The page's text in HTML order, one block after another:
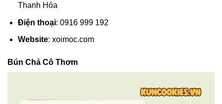
Thanh Hóa
Điện thoại: 0916 999 192
Website: xoimoc.com
Bún Chả Cô Thơm